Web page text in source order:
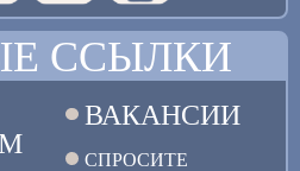
ССЫЛКИ
ВАКАНСИИ
СПРОСИТЕ